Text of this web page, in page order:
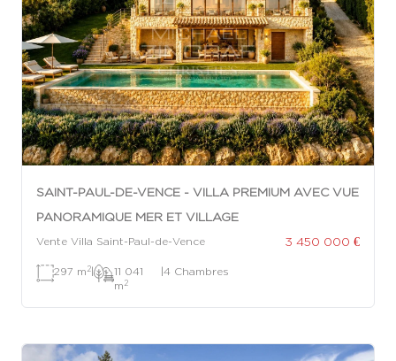
SAINT-PAUL-DE-VENCE - VILLA PREMIUM AVEC VUE
PANORAMIQUE MER ET VILLAGE
Vente Villa Saint-Paul-de-Vence 3 450 000 €
297 m 2|
11 041
m 2
|4 Chambres